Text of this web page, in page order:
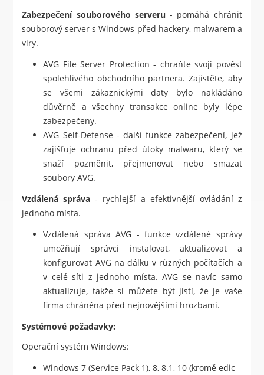
Zabezpečení souborového serveru - pomáhá chránit
souborový server s Windows před hackery, malwarem a
viry.
AVG File Server Protection - chraňte svoji pověst
spolehlivého obchodního partnera. Zajistěte, aby
se všemi zákaznickými daty bylo nakládáno
důvěrně a všechny transakce online byly lépe
zabezpečeny.
AVG Self-Defense - další funkce zabezpečení, jež
zajišťuje ochranu před útoky malwaru, který se
snaží pozměnit, přejmenovat nebo smazat
soubory AVG.
Vzdálená správa - rychlejší a efektivnější ovládání z
jednoho místa.
Vzdálená správa AVG - funkce vzdálené správy
umožňují správci instalovat, aktualizovat a
konfigurovat AVG na dálku v různých počítačích a
v celé síti z jednoho místa. AVG se navíc samo
aktualizuje, takže si můžete být jistí, že je vaše
firma chráněna před nejnovějšími hrozbami.
Systémové požadavky:
Operační systém Windows:
Windows 7 (Service Pack 1), 8, 8.1, 10 (kromě edic